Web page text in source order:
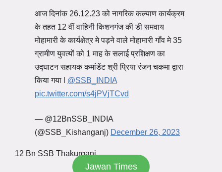
आज दिनांक 26.12.23 को नागरिक कल्याण कार्यक्रम
के तहत 12 वीं वाहिनी किशनगंज की डी समवाय
मोहामारी के कार्यक्षेत्र मे पड़ने वाले मोहामारी गाँव मे 35
ग्रामीण युवत्यों को 1 माह के सलाई प्रशिक्षण का
उद्घाटन सहायक कमांडेंट श्री प्रिया रंजन चकमा द्वारा
किया गया l @SSB_INDIA
pic.twitter.com/s4jPVjTCvd
— @12BnSSB_INDIA
(@SSB_Kishanganj) December 26, 2023
12 Bn SSB Thakurganj
Jawan Times